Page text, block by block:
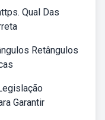
Qual Das
Retângulos
Garantir